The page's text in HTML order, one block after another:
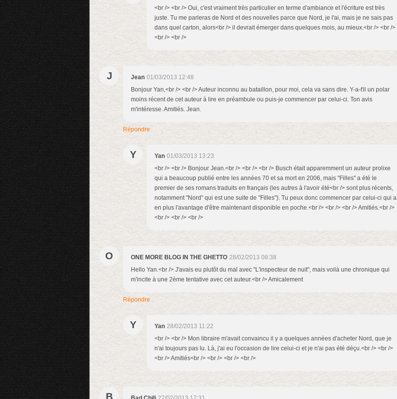
<br /> <br /> Oui, c'est vraiment très particulier en terme d'ambiance et l'écriture est très
juste. Tu me parleras de Nord et des nouvelles parce que Nord, je l'ai, mais je ne sais pas
dans quel carton, alors<br /> il devrait émerger dans quelques mois, au mieux.<br /> <br />
<br /> <br />
J Jean 01/03/2013 12:48
Bonjour Yan,<br /> <br /> Auteur inconnu au bataillon, pour moi, cela va sans dire. Y-a-t'il un polar
moins récent de cet auteur à lire en préambule ou puis-je commencer par celui-ci. Ton avis
m'intéresse. Amitiés. Jean.
Répondre
Y Yan 01/03/2013 13:23
<br /> <br /> Bonjour Jean.<br /> <br /> <br /> Busch était apparemment un auteur prolixe
qui a beaucoup publié entre les années 70 et sa mort en 2006, mais "Filles" a été le
premier de ses romans traduits en français (les autres à l'avoir été<br /> sont plus récents,
notamment "Nord" qui est une suite de "Filles"). Tu peux donc commencer par celui-ci qui a
en plus l'avantage d'être maintenant disponible en poche.<br /> <br /> <br /> Amitiés.<br />
<br /> <br /> <br />
O ONE MORE BLOG IN THE GHETTO 28/02/2013 08:38
Hello Yan.<br /> J'avais eu plutôt du mal avec "L'inspecteur de nuit", mais voilà une chronique qui
m'incite à une 2ème tentative avec cet auteur.<br /> Amicalement
Répondre
Y Yan 28/02/2013 11:22
<br /> <br /> Mon libraire m'avait convaincu il y a quelques années d'acheter Nord, que je
n'ai toujours pas lu. Là, j'ai eu l'occasion de lire celui-ci et je n'ai pas été déçu.<br /> <br />
<br /> Amitiés<br /> <br /> <br /> <br />
B